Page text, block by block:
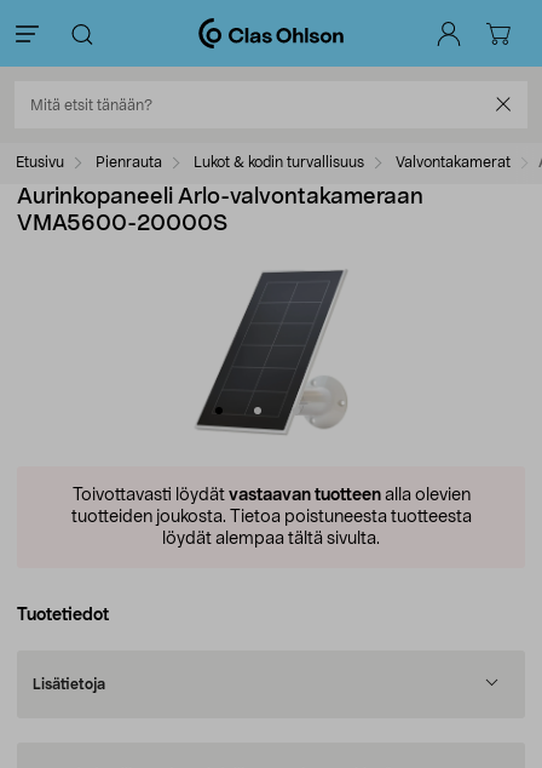
Etusivu Pienrauta Lukot & kodin turvallisuus Valvontakamerat
Aurinkopaneeli Arlo-valvontakameraan
VMA5600-20000S
Toivottavasti löydät vastaavan tuotteenalla olevien
tuotteiden joukosta. Tietoa poistuneesta tuotteesta
löydät alempaa tältä sivulta.
Tuotetiedot
Lisätietoja